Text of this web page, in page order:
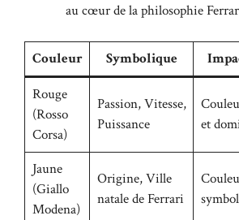
au cœur de la philosophie
Couleur Symbolique
Rouge
(Rosso
Corsa)
Passion, Vitesse,
Puissance
et
Jaune
(Giallo
Modena)
Origine, Ville
natale de Ferrari